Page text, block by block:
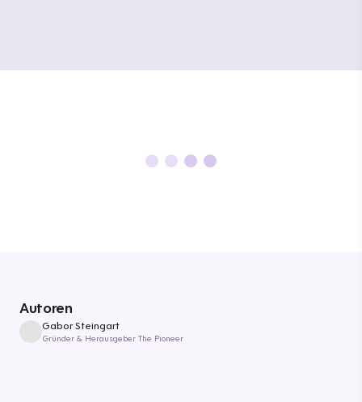
Autoren
Gabor Steingart
Gründer & Herausgeber The Pioneer